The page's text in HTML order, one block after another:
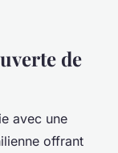
de
avec une
offrant